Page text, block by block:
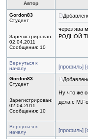
Автор
Gordon83
Студент
Зарегистрирован:
02.04.2011
Сообщения: 10
через ява
РОДНОЙ
Вернуться к
началу
[профиль]
Gordon83
Студент
Зарегистрирован:
02.04.2011
Сообщения: 10
Ну что же
дела с
Вернуться к
началу
[профиль]